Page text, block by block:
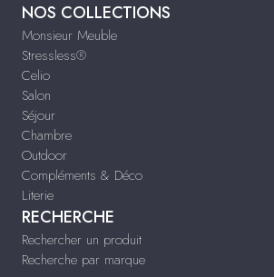
NOS COLLECTIONS
Monsieur Meuble
Stressless®
Celio
Salon
Séjour
Chambre
Outdoor
Compléments & Déco
Literie
RECHERCHE
Rechercher un produit
Recherche par marque